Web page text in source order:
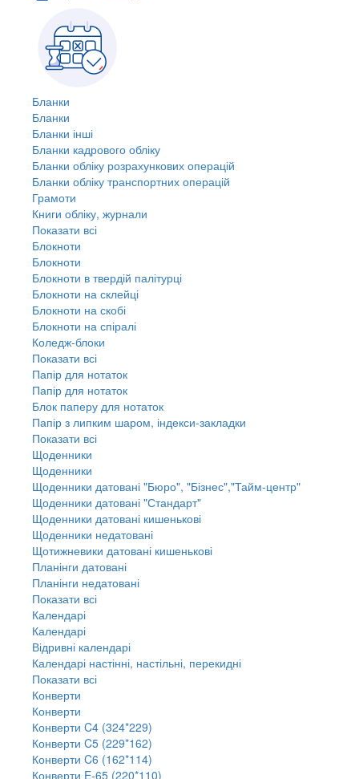
Бланки
Бланки
Бланки інші
Бланки кадрового обліку
Бланки обліку розрахункових операцій
Бланки обліку транспортних операцій
Грамоти
Книги обліку, журнали
Показати всі
Блокноти
Блокноти
Блокноти в твердій палітурці
Блокноти на склейці
Блокноти на скобі
Блокноти на спіралі
Коледж-блоки
Показати всі
Папір для нотаток
Папір для нотаток
Блок паперу для нотаток
Папір з липким шаром, індекси-закладки
Показати всі
Щоденники
Щоденники
Щоденники датовані "Бюро", "Бізнес","Тайм-центр"
Щоденники датовані "Стандарт"
Щоденники датовані кишенькові
Щоденники недатовані
Щотижневики датовані кишенькові
Планінги датовані
Планінги недатовані
Показати всі
Календарі
Календарі
Відривні календарі
Календарі настінні, настільні, перекидні
Показати всі
Конверти
Конверти
Конверти C4 (324*229)
Конверти C5 (229*162)
Конверти C6 (162*114)
Конверти E-65 (220*110)